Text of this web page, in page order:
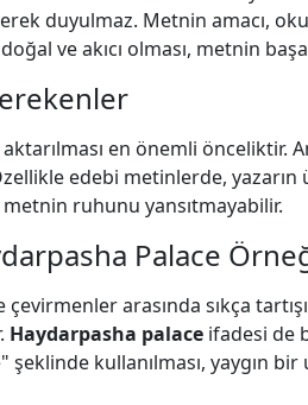
duyulmaz. Metnin amacı,
ve akıcı olması, metnin
en önemli önceliktir.
edebi metinlerde, yazarın
ruhunu yansıtmayabilir.
Palace
arasında sıkça
Haydarpasha palace ifadesi de
kullanılması, yaygın bir